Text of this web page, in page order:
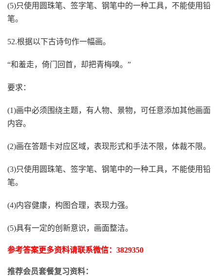
(5)只使用圆珠笔、签字笔、钢笔中的一种工具，不能使用铅
笔。
52.根据以下古诗句作一幅画。
“和羞走，倚门回首，却把青梅嗅。”
要求：
(1)画中必须围绕主题，有人物、景物，可任意添加其他画面
内容。
(2)画在答题卡对应区域，表现形式和手法不限，体裁不限。
(3)只使用圆珠笔、签字笔、钢笔中的一种工具，不能使用铅
笔。
(4)内容健康，构图合理，表现力强。
(5)具有一定的创新意识，画面整洁。
参考答案更多资料请联系微信： 3829350
推荐会员套餐复习资料：